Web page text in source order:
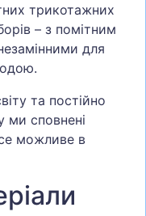
трикотажних
– з помітним
для
та постійно
ми сповнені
можливе в